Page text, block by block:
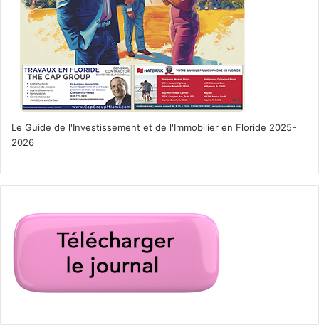
Le 15 mars :
Aftermath
reconstruction d’après-guerre, mais des tensions
surgissent avec l’allemand qui était propriétaire de la
Un film de James Kent avec Keira Knightley, Alexander
Skarsgård, Jason Clarke.
[ot-video type= »youtube »
Le Guide de l'Investissement et de l'Immobilier en Floride 2025-
2026